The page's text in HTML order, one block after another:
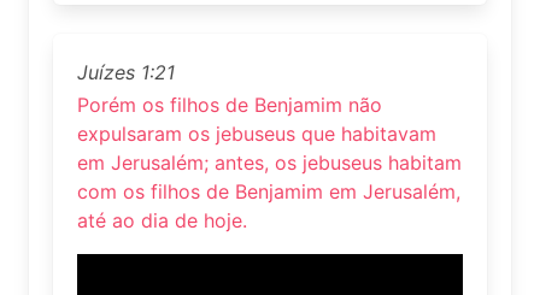
Juízes 1:21
Porém os filhos de Benjamim não
expulsaram os jebuseus que habitavam
em Jerusalém; antes, os jebuseus habitam
com os filhos de Benjamim em Jerusalém,
até ao dia de hoje.